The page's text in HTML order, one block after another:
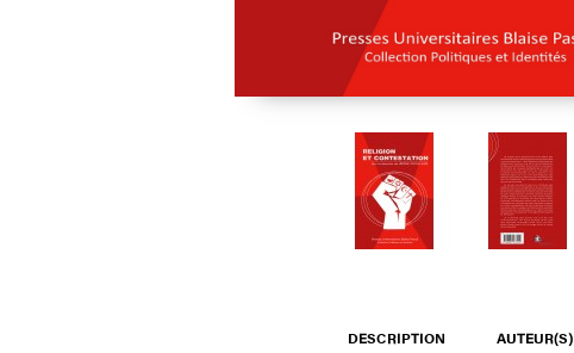
DESCRIPTION AUTEUR(S)